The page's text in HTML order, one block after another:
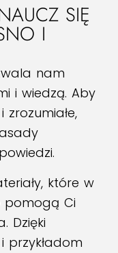
SIĘ
I
nam
i wiedzą. Aby
które w
pomogą Ci
Dzięki
przykładom